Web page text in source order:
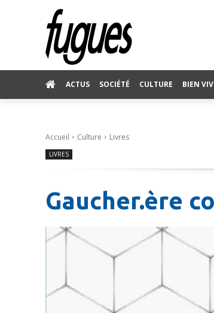
ACTUS SOCIÉTÉ CULTURE BIEN
Accueil Culture Livres
LIVRES
Gaucher.ère